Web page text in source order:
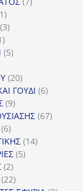
1
προϊόν
33
1
προϊόν
55
2020
προϊόντα
ΓΟΥΔΙ 66
99
προϊόντα
6767
66
προϊόντα
1414
55
22
προϊόντα
2222